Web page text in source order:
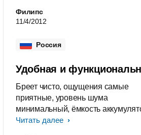
Филипс
11/4/2012
Россия
Удобная и
Бреет чисто, ощущения самые
приятные, уровень шума
минимальный, ёмкость
выше всяких похвал.
Читать далее